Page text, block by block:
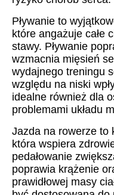
Pływanie to
które angażuje całe
stawy. Pływanie
wzmacnia mięsień
wydajnego treningu
względu na niski
idealne również dla
problemami układu
Jazda na rowerze to
która wspiera
pedałowanie
poprawia krążenie
prawidłowej masy